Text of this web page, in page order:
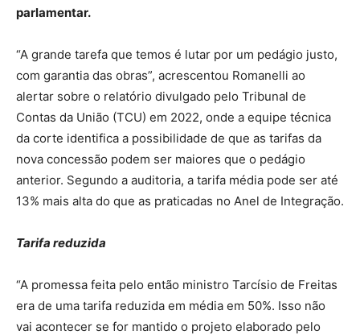
parlamentar.
“A grande tarefa que temos é lutar por um pedágio justo,
com garantia das obras”, acrescentou Romanelli ao
alertar sobre o relatório divulgado pelo Tribunal de
Contas da União (TCU) em 2022, onde a equipe técnica
da corte identifica a possibilidade de que as tarifas da
nova concessão podem ser maiores que o pedágio
anterior. Segundo a auditoria, a tarifa média pode ser até
13% mais alta do que as praticadas no Anel de Integração.
Tarifa reduzida
“A promessa feita pelo então ministro Tarcísio de Freitas
era de uma tarifa reduzida em média em 50%. Isso não
vai acontecer se for mantido o projeto elaborado pelo